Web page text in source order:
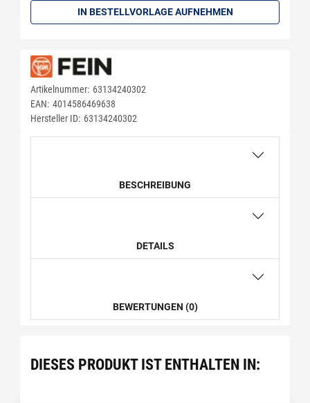
IN BESTELLVORLAGE AUFNEHMEN
Artikelnummer: 63134240302
EAN: 4014586469638
Hersteller ID: 63134240302
BESCHREIBUNG
DETAILS
BEWERTUNGEN (0)
DIESES PRODUKT IST ENTHALTEN IN: